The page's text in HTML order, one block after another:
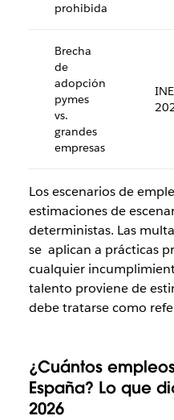
prohibida
Brecha
de
adopción
pymes
vs.
grandes
empresas
Los escenarios de
estimaciones de
deterministas. Las
se aplican a prácticas
cualquier
talento proviene de
debe tratarse como
¿Cuántos
España? Lo que
2026